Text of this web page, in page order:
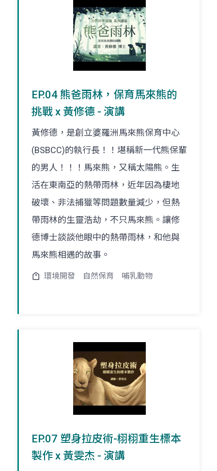
EP.04 熊爸雨林，保育馬來熊的
挑戰 x 黃修德 - 演講
黃修德，是創立婆羅洲馬來熊保育中心
(BSBCC)的執行長！！堪稱新一代熊保輩
的男人！！！馬來熊，又稱太陽熊。生
活在東南亞的熱帶雨林，近年因為棲地
破壞、非法捕獵等問題數量減少，但熱
帶雨林的生靈浩劫，不只馬來熊。讓修
德博士談談他眼中的熱帶雨林，和他與
馬來熊相遇的故事。
環境開發 自然保育 哺乳動物
EP.07 塑身拉皮術-栩栩重生標本
製作 x 黃雯杰 - 演講